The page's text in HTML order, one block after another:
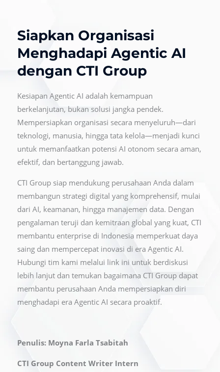
Siapkan Organisasi
Menghadapi Agentic AI
dengan CTI Group
Kesiapan Agentic AI adalah kemampuan
berkelanjutan, bukan solusi jangka pendek.
Mempersiapkan organisasi secara menyeluruh—dari
teknologi, manusia, hingga tata kelola—menjadi kunci
untuk memanfaatkan potensi AI otonom secara aman,
efektif, dan bertanggung jawab.
CTI Group siap mendukung perusahaan Anda dalam
membangun strategi digital yang komprehensif, mulai
dari AI, keamanan, hingga manajemen data. Dengan
pengalaman teruji dan kemitraan global yang kuat, CTI
membantu enterprise di Indonesia memperkuat daya
saing dan mempercepat inovasi di era Agentic AI.
Hubungi tim kami melalui link ini untuk berdiskusi
lebih lanjut dan temukan bagaimana CTI Group dapat
membantu perusahaan Anda mempersiapkan diri
menghadapi era Agentic AI secara proaktif.
Penulis: Moyna Farla Tsabitah
CTI Group Content Writer Intern